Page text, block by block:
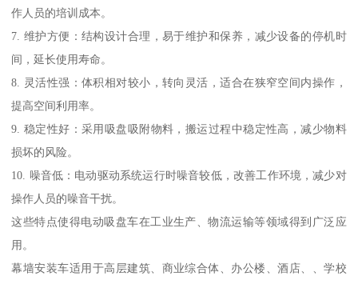
作人员的培训成本。
7. 维护方便：结构设计合理，易于维护和保养，减少设备的停机时
间，延长使用寿命。
8. 灵活性强：体积相对较小，转向灵活，适合在狭窄空间内操作，
提高空间利用率。
9. 稳定性好：采用吸盘吸附物料，搬运过程中稳定性高，减少物料
损坏的风险。
10. 噪音低：电动驱动系统运行时噪音较低，改善工作环境，减少对
操作人员的噪音干扰。
这些特点使得电动吸盘车在工业生产、物流运输等领域得到广泛应
用。
幕墙安装车适用于高层建筑、商业综合体、办公楼、酒店、、学校